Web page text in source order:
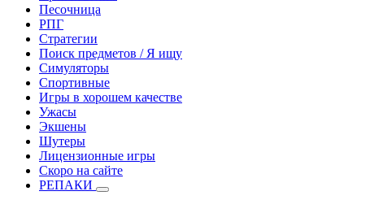
Песочница
РПГ
Стратегии
Поиск предметов / Я ищу
Симуляторы
Спортивные
Игры в хорошем качестве
Ужасы
Экшены
Шутеры
Лицензионные игры
Скоро на сайте
РЕПАКИ